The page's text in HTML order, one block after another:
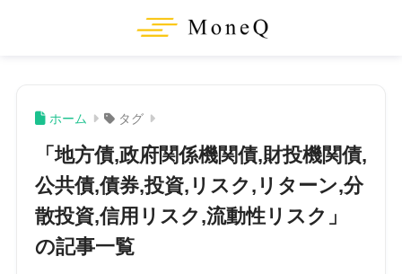
ホーム タグ
「地方債,政府関係機関債,財投機関債,
公共債,債券,投資,リスク,リターン,分
散投資,信用リスク,流動性リスク」
の記事一覧